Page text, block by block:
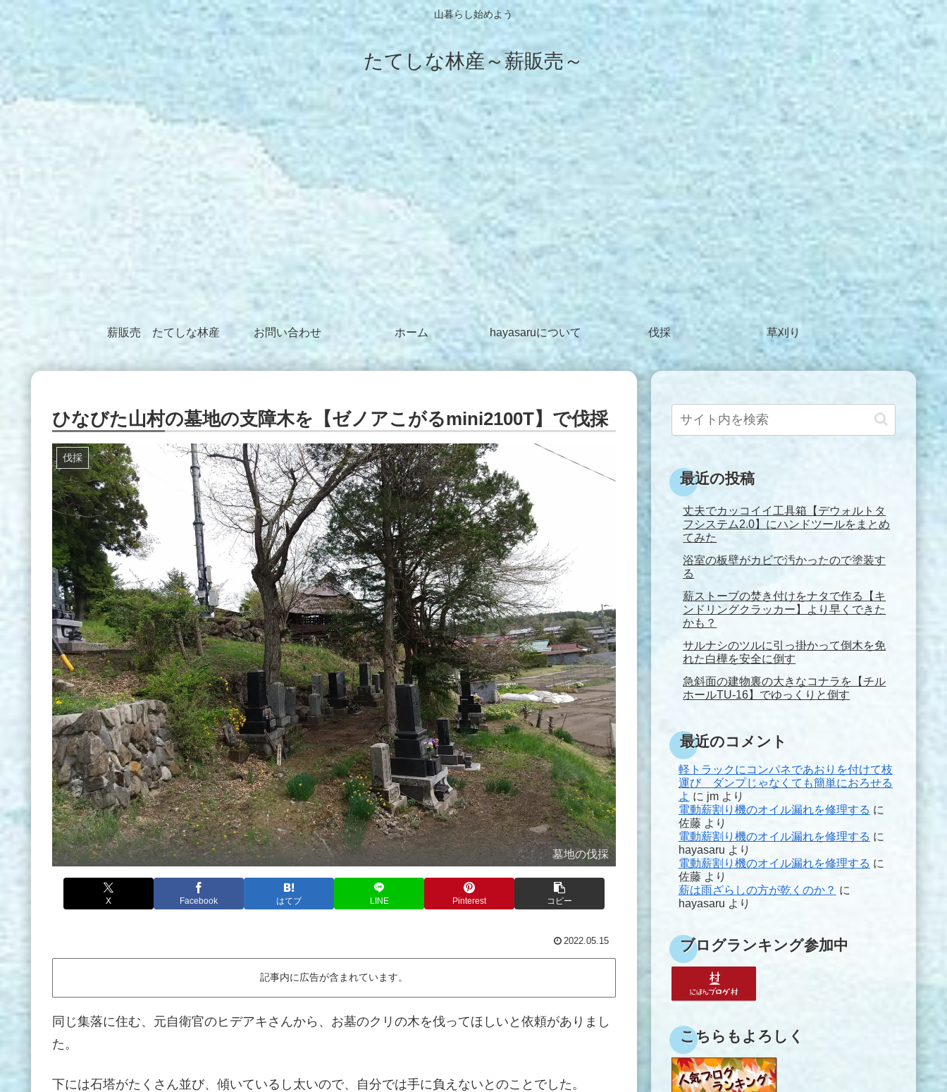
山暮らし始めよう
たてしな林産～薪販売～
薪販売 たてしな林産 お問い合わせ ホーム hayasaruについて 伐採 草刈り
ひなびた山村の墓地の支障木を【ゼノアこがるmini2100T】で伐採
伐採
墓地の伐採
X Facebook はてブ LINE Pinterest コピー
2022.05.15
記事内に広告が含まれています。
同じ集落に住む、元自衛官のヒデアキさんから、お墓のクリの木を伐ってほしいと依頼がありまし
た。
下には石塔がたくさん並び、傾いているし太いので、自分では手に負えないとのことでした。
最近の投稿
丈夫でカッコイイ工具箱【デウォルトタ
フシステム2.0】にハンドツールをまとめ
てみた
浴室の板壁がカビで汚かったので塗装す
る
薪ストーブの焚き付けをナタで作る【キ
ンドリングクラッカー】より早くできた
かも？
サルナシのツルに引っ掛かって倒木を免
れた白樺を安全に倒す
急斜面の建物裏の大きなコナラを【チル
ホールTU-16】でゆっくりと倒す
最近のコメント
軽トラックにコンパネであおりを付けて枝
運び ダンプじゃなくても簡単におろせる
よ に jmより
電動薪割り機のオイル漏れを修理する に
佐藤より
電動薪割り機のオイル漏れを修理する に
hayasaru より
電動薪割り機のオイル漏れを修理する に
佐藤より
薪は雨ざらしの方が乾くのか？ に
hayasaru より
ブログランキング参加中
こちらもよろしく